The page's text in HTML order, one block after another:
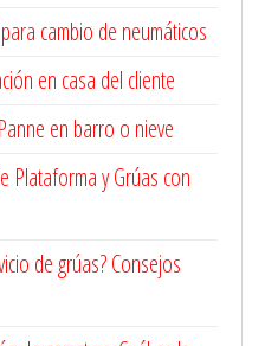
cambio de neumáticos
en casa del cliente
en barro o nieve
Plataforma y Grúas con
de grúas? Consejos